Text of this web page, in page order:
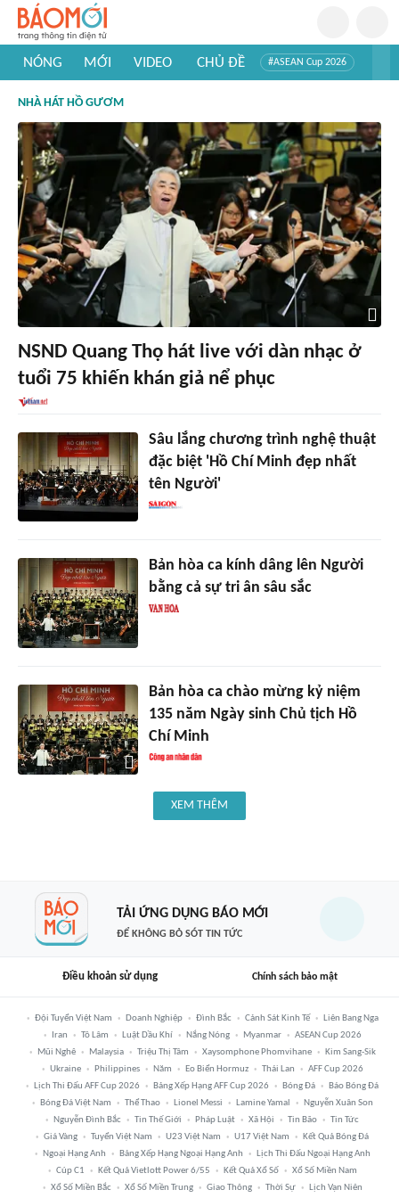
NÓNG MỚI VIDEO CHỦ ĐỀ #ASEAN Cup 2026
#Khám phá thế giới
NHÀ HÁT HỒ GƯƠM
NSND Quang Thọ hát live với dàn nhạc ở
tuổi 75 khiến khán giả nể phục
Sâu lắng chương trình nghệ thuật
đặc biệt 'Hồ Chí Minh đẹp nhất
tên Người'
Bản hòa ca kính dâng lên Người
bằng cả sự tri ân sâu sắc
Bản hòa ca chào mừng kỷ niệm
135 năm Ngày sinh Chủ tịch Hồ
Chí Minh
XEM THÊM
TẢI ỨNG DỤNG BÁO MỚI
ĐỂ KHÔNG BỎ SÓT TIN TỨC
Điều khoản sử dụng Chính sách bảo mật
Đội Tuyển Việt Nam Doanh Nghiệp Đình Bắc Cảnh Sát Kinh Tế
Liên Bang Nga
Iran
Tô Lâm Luật Dầu Khí Nắng Nóng Myanmar
ASEAN Cup 2026
Mũi Nghê
Malaysia Triệu Thị Tâm Xaysomphone Phomvihane
Kim Sang-Sik
Ukraine
Philippines Năm Eo Biển Hormuz Thái Lan
AFF Cup 2026
Lịch Thi Đấu AFF Cup 2026
Bảng Xếp Hạng AFF Cup 2026 Bóng Đá
Báo Bóng Đá
Bóng Đá Việt Nam
Thể Thao Lionel Messi Lamine Yamal
Nguyễn Xuân Son
Nguyễn Đình Bắc
Tin Thế Giới Pháp Luật Xã Hội Tin Bão
Tin Tức
Giá Vàng
Tuyển Việt Nam U23 Việt Nam U17 Việt Nam
Kết Quả Bóng Đá
Ngoại Hạng Anh
Bảng Xếp Hạng Ngoại Hạng Anh
Lịch Thi Đấu Ngoại Hạng Anh
Cúp C1
Kết Quả Vietlott Power 6/55 Kết Quả Xổ Số
Xổ Số Miền Nam
Xổ Số Miền Bắc
Xổ Số Miền Trung Giao Thông Thời Sự Lịch Vạn Niên